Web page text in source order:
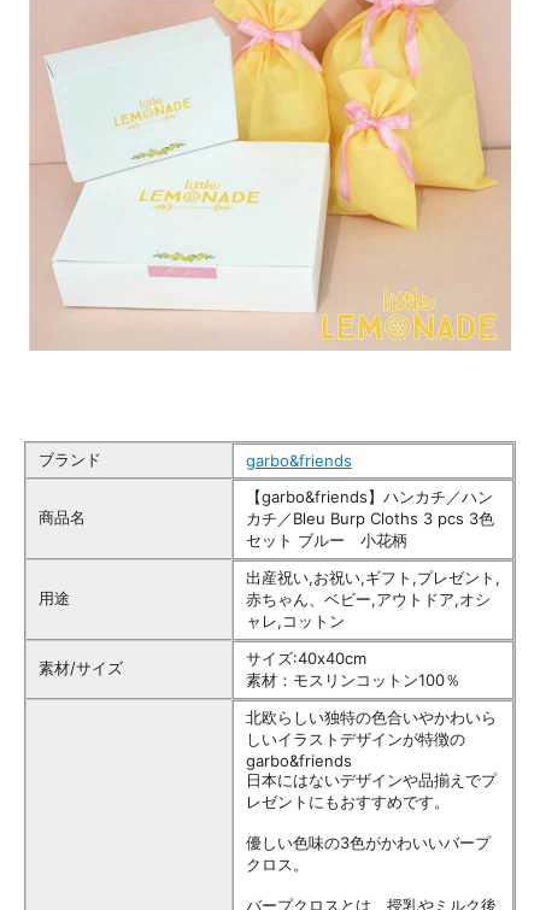
ブランド garbo&friends
商品名
【garbo&friends】ハンカチ／ハン
カチ／Bleu Burp Cloths 3 pcs 3色
セット ブルー 小花柄
用途
出産祝い,お祝い,ギフト,プレゼント,
赤ちゃん、ベビー,アウトドア,オシ
ャレ,コットン
素材/サイズ
サイズ:40x40cm
素材：モスリンコットン100％
北欧らしい独特の色合いやかわいら
しいイラストデザインが特徴の
garbo&friends
日本にはないデザインや品揃えでプ
レゼントにもおすすめです。
優しい色味の3色がかわいいバープ
クロス。
バープクロスとは、授乳やミルク後